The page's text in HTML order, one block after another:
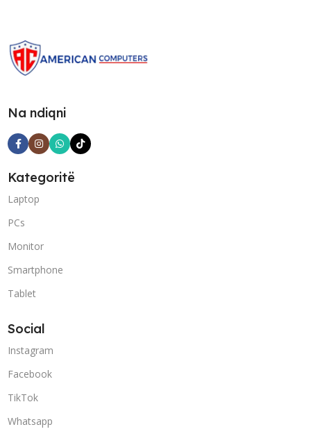
Na ndiqni
Kategoritë
Laptop
PCs
Monitor
Smartphone
Tablet
Social
Instagram
Facebook
TikTok
Whatsapp